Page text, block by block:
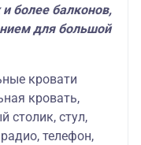
более балконов,
для большой
кровати
кровать,
столик, стул,
телефон,